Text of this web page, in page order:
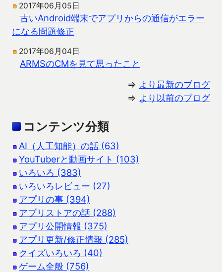
2017年06月05日
古いAndroid端末でアプリからの通信がエラー
になる問題修正
2017年06月04日
ARMSのCMを見て思ったこと
⇒ より最新のブログ
⇒ より以前のブログ
コンテンツ分類
AI（人工知能）の話 (63)
YouTuberと動画サイト (103)
いろいろ (383)
いろいろレビュー (27)
アプリの事 (394)
アプリストアの話 (288)
アプリ公開情報 (375)
アプリ更新/修正情報 (285)
クイズいろいろ (40)
ゲーム全般 (756)